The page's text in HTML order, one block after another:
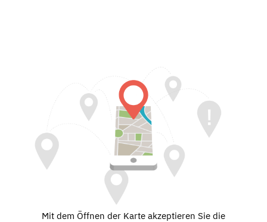
Mit dem Öffnen der Karte akzeptieren Sie die